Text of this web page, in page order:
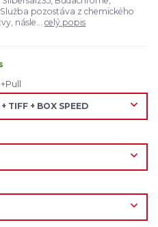
pozostáva z chemického
násle... celý popis